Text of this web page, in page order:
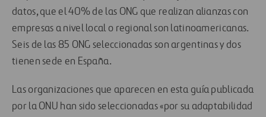
datos, que el 40% de las ONG que realizan alianzas con
empresas a nivel local o regional son latinoamericanas.
Seis de las 85 ONG seleccionadas son argentinas y dos
tienen sede en España.
Las organizaciones que aparecen en esta guía publicada
por la ONU han sido seleccionadas «por su adaptabilidad